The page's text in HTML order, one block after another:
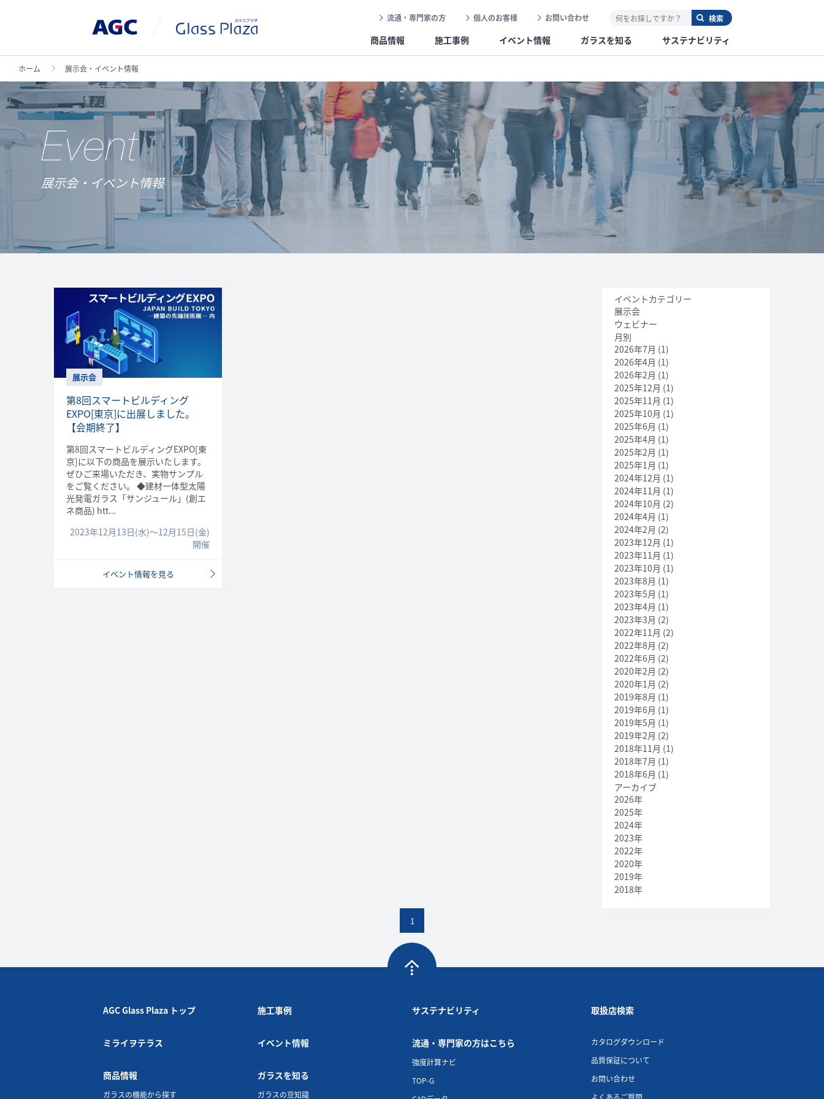
流通・専門家の方 個人のお客様 お問い合わせ
商品情報 施工事例 イベント情報 ガラスを知る サステナビリティ
ホーム 展示会・イベント情報
展示会・イベント情報
イベントカテゴリー
展示会
ウェビナー
月別
2026年7月 (1)
2026年4月 (1)
2026年2月 (1)
2025年12月 (1)
2025年11月 (1)
2025年10月 (1)
2025年6月 (1)
2025年4月 (1)
2025年2月 (1)
2025年1月 (1)
2024年12月 (1)
2024年11月 (1)
2024年10月 (2)
2024年4月 (1)
2024年2月 (2)
2023年12月 (1)
2023年11月 (1)
2023年10月 (1)
2023年8月 (1)
2023年5月 (1)
2023年4月 (1)
2023年3月 (2)
2022年11月 (2)
2022年8月 (2)
2022年6月 (2)
2020年2月 (2)
2020年1月 (2)
2019年8月 (1)
2019年6月 (1)
2019年5月 (1)
2019年2月 (2)
2018年11月 (1)
2018年7月 (1)
2018年6月 (1)
アーカイブ
2026年
2025年
2024年
2023年
2022年
2020年
2019年
2018年
展示会
第8回スマートビルディング
EXPO[東京]に出展しました。
【会期終了】
第8回スマートビルディングEXPO[東
京]に以下の商品を展示いたします。
ぜひご来場いただき、実物サンプル
をご覧ください。 ◆建材一体型太陽
光発電ガラス「サンジュール」(創エ
ネ商品) htt...
2023年12月13日(水)～12月15日(金)
開催
イベント情報を見る
1
AGC Glass Plaza トップ
ミライヲテラス
商品情報
ガラスの機能から探す
施工事例
イベント情報
ガラスを知る
ガラスの豆知識
サステナビリティ
流通・専門家の方はこちら
強度計算ナビ
TOP-G
取扱店検索
カタログダウンロード
品質保証について
お問い合わせ
よくあるご質問